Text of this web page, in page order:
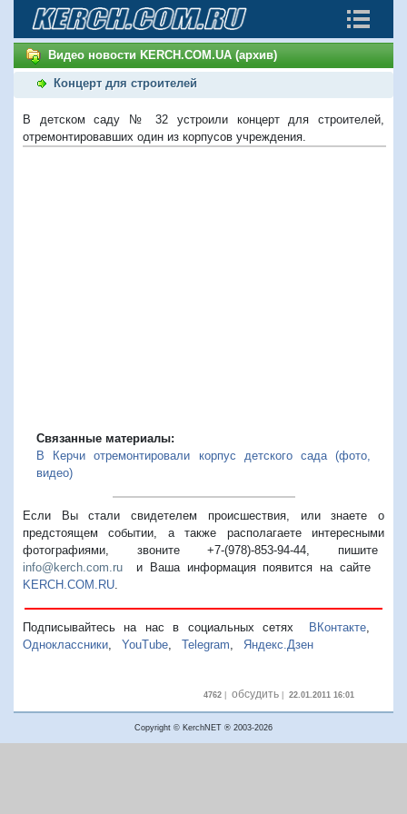
Видео новости KERCH.COM.UA (архив)
Концерт для строителей
В детском саду № 32 устроили концерт для строителей,
отремонтировавших один из корпусов учреждения.
Связанные материалы:
В Керчи отремонтировали корпус детского сада (фото,
видео)
Если Вы стали свидетелем происшествия, или знаете о
предстоящем событии, а также располагаете интересными
фотографиями, звоните +7-(978)-853-94-44, пишите
info@kerch.com.ru и Ваша информация появится на сайте
KERCH.COM.RU
Подписывайтесь на нас в социальных сетях ВКонтакте,
Одноклассники
YouTube Telegram Яндекс.Дзен
4762| обсудить| 22.01.2011 16:01
Copyright © KerchNET ® 2003-2026